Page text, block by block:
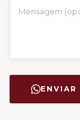
ENVIAR